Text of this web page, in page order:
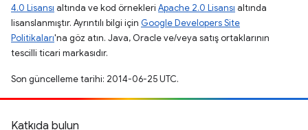
4.0 Lisansı altında ve kod örnekleri Apache 2.0 Lisansı altında
lisanslanmıştır. Ayrıntılı bilgi için Google Developers Site
Politikaları'na göz atın. Java, Oracle ve/veya satış ortaklarının
tescilli ticari markasıdır.
Son güncelleme tarihi: 2014-06-25 UTC.
Katkıda bulun